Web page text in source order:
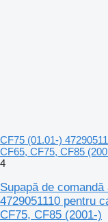
CF75 (01.01-)
CF65, CF75, CF85
4
Supapă de
4729051110 pentru
CF75, CF85 (2001-)